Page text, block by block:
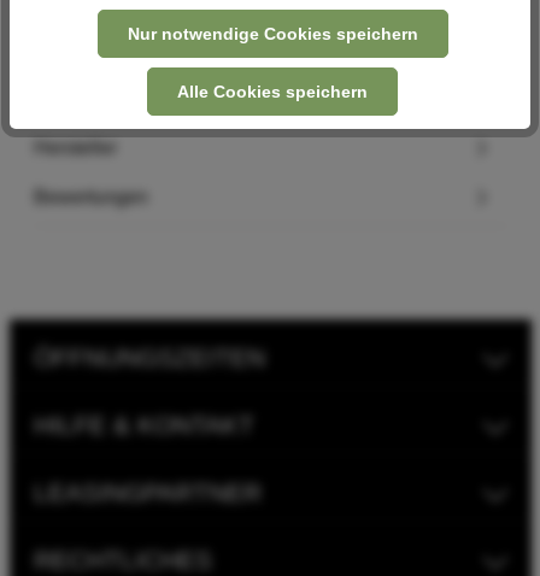
Beschreibung
Material: Kunststoff Passend für: TWIST System
Gewicht: 44 g Farbe: schwarz Der TWIST uni bike base F…
Bewertungen
ÖFFNUNGSZEITEN
HILFE & KONTAKT
LEASINGPARTNER
RECHTLICHES
Nur notwendige Cookies speichern
Alle Cookies speichern